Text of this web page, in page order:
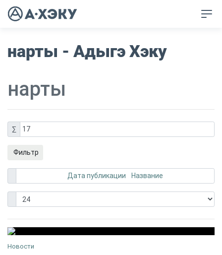
нарты - Адыгэ Хэку
нарты
∑ 17
Фильтр
Дата публикации Название
Новости